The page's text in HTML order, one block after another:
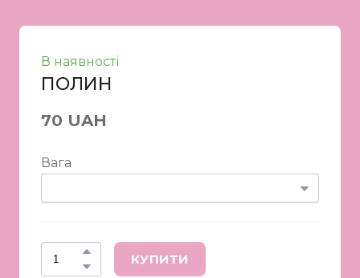
В наявності
ПОЛИН
70 UAH
Вага
КУПИТИ